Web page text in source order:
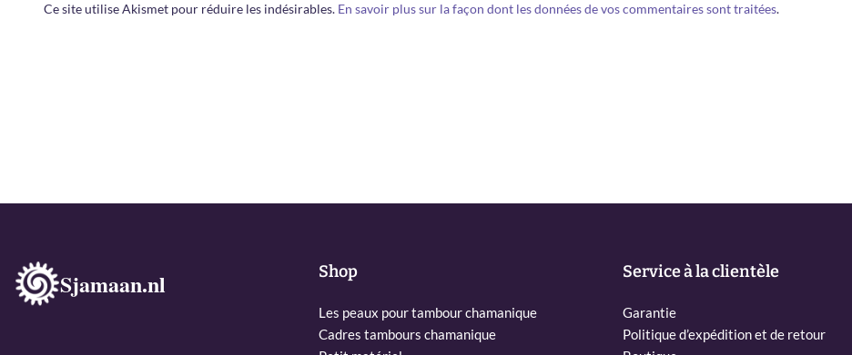
Ce site utilise Akismet pour réduire les indésirables. En savoir plus sur la façon dont les données de vos commentaires sont traitées.
Sjamaan.nl Shop
Les peaux pour tambour chamanique
Cadres tambours chamanique
Service à la clientèle
Garantie
Politique d’expédition et de retour